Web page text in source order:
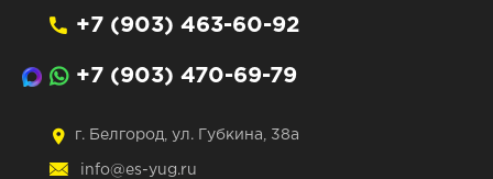
+7 (903) 463-60-92
+7 (903) 470-69-79
г. Белгород, ул. Губкина, 38а
info@es-yug.ru